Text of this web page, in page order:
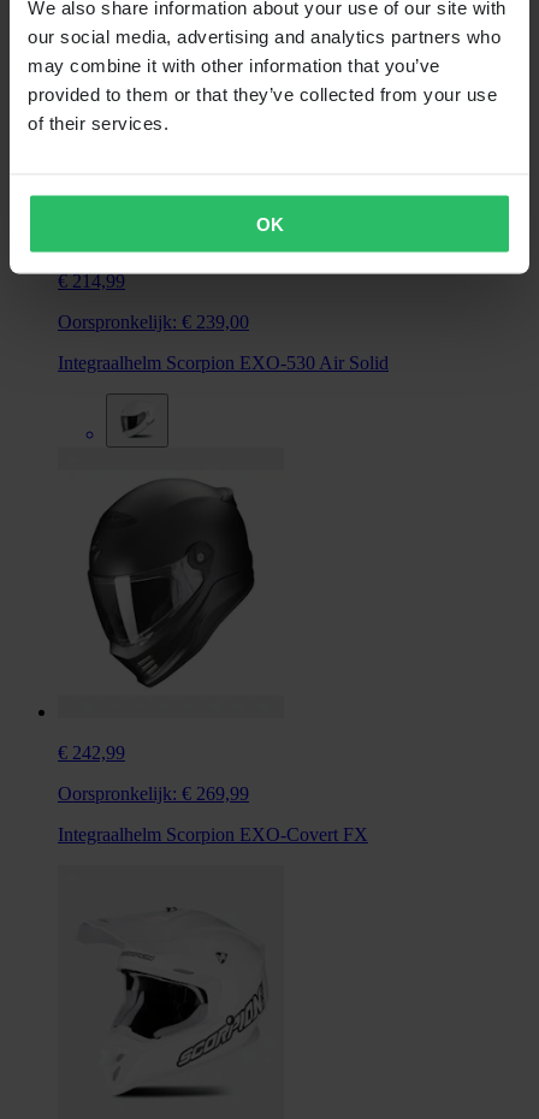
We also share information about your use of our site with
our social media, advertising and analytics partners who
may combine it with other information that you’ve
provided to them or that they’ve collected from your use
of their services.
OK
€ 214,99
Oorspronkelijk: € 239,00
Integraalhelm Scorpion EXO-530 Air Solid
€ 242,99
Oorspronkelijk: € 269,99
Integraalhelm Scorpion EXO-Covert FX